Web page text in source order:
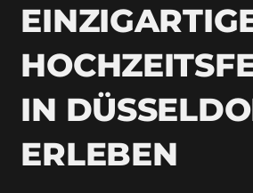
IN
ERLEBEN